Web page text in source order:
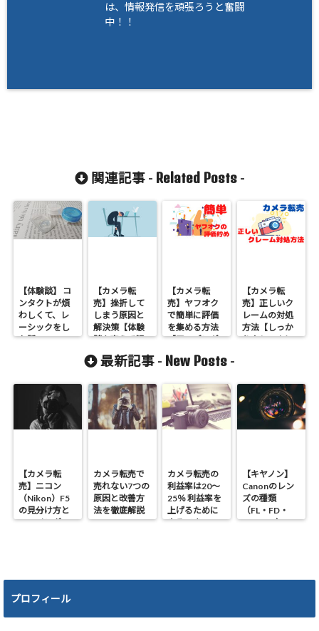
は、情報発信を頑張ろうと奮闘
中！！
関連記事 - Related Posts-
【体験談】 コ
ンタクトが煩
わしくて、レ
ーシックをし
た話
【カメラ転
売】挫折して
しまう原因と
解決策【体験
談を交えて解
【カメラ転
売】ヤフオク
で簡単に評価
を集める方法
【アマゾンギ
【カメラ転
売】正しいク
レームの対処
方法【しっか
りクレームに
最新記事 - New Posts -
【カメラ転
売】ニコン
（Nikon）F5
の見分け方と
ファインダー
カメラ転売で
売れない7つの
原因と改善方
法を徹底解説
カメラ転売の
利益率は20～
25％ 利益率を
上げるために
やるべき4つの
【キヤノン】
Canonのレン
ズの種類
（FL・FD・
NEW FD）の
プロフィール